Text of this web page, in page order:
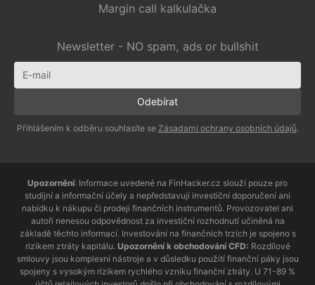
Margin call kalkulačka
Newsletter - NO spam, ads or bullshit
Přihlášením k odběru souhlasíte se Zásadami ochrany osobních údajů.
Upozornění: Informace uvedené na FinHacker.cz slouží pouze pro
studijní a informační účely a nepředstavují investiční doporučení ani
nabídku k nákupu či prodeji finančních instrumentů. Provozovatel ani
autoři nenesou odpovědnost za investiční rozhodnutí učiněná na
základě těchto informací. Investování na finančních trzích je spojeno s
rizikem ztráty kapitálu. Upozornění k obchodování CFD: Rozdílové
smlouvy jsou komplexní nástroje a v důsledku použití finanční páky jsou
spojeny s vysokým rizikem rychlého vzniku finanční ztráty. U 71-89 %